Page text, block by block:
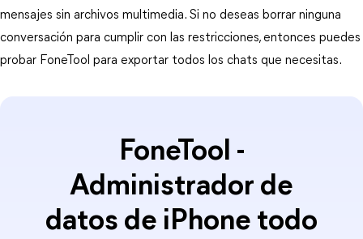
mensajes sin archivos multimedia. Si no deseas borrar ninguna
conversación para cumplir con las restricciones, entonces puedes
probar FoneTool para exportar todos los chats que necesitas.
FoneTool -
Administrador de
datos de iPhone todo